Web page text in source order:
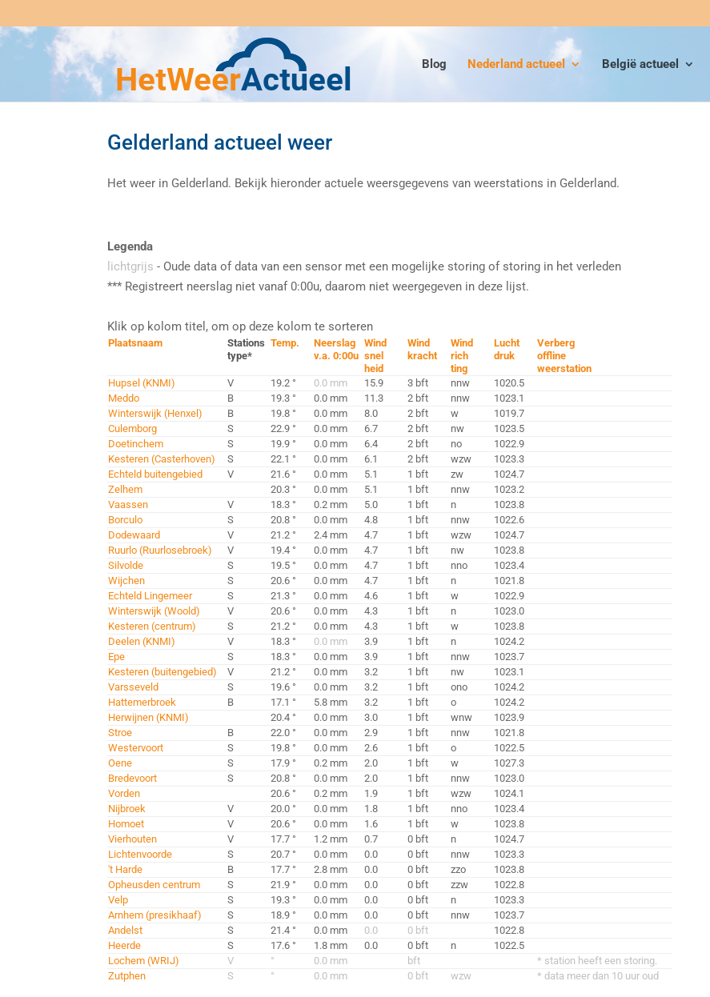
Blog Nederland actueel België actueel
Gelderland actueel weer
Het weer in Gelderland. Bekijk hieronder actuele weersgegevens van weerstations in Gelderland.
Legenda
lichtgrijs - Oude data of data van een sensor met een mogelijke storing of storing in het verleden
*** Registreert neerslag niet vanaf 0:00u, daarom niet weergegeven in deze lijst.
Klik op kolom titel, om op deze kolom te sorteren
Plaatsnaam
Stations
type*
Temp.
Neerslag
v.a. 0:00u
Wind
snel
heid
Wind
kracht
Wind
rich
ting
Lucht
druk
Verberg
offline
weerstation
Hupsel (KNMI)
V 19.2 ° 0.0 mm 15.9 3 bft nnw
1020.5
Meddo
B 19.3 ° 0.0 mm 11.3 2 bft nnw
1023.1
Winterswijk (Henxel)
B 19.8 ° 0.0 mm 8.0 2 bft w
1019.7
Culemborg
S 22.9 ° 0.0 mm 6.7 2 bft nw
1023.5
Doetinchem
S 19.9 ° 0.0 mm 6.4 2 bft no
1022.9
Kesteren (Casterhoven)
S 22.1 ° 0.0 mm 6.1 2 bft wzw
1023.3
Echteld buitengebied
V 21.6 ° 0.0 mm 5.1 1 bft zw
1024.7
Zelhem
20.3 ° 0.0 mm 5.1 1 bft nnw
1023.2
Vaassen
V 18.3 ° 0.2 mm 5.0 1 bft n
1023.8
Borculo
S 20.8 ° 0.0 mm 4.8 1 bft nnw
1022.6
Dodewaard
V 21.2 ° 2.4 mm 4.7 1 bft wzw
1024.7
Ruurlo (Ruurlosebroek)
V 19.4 ° 0.0 mm 4.7 1 bft nw
1023.8
Silvolde
S 19.5 ° 0.0 mm 4.7 1 bft nno
1023.4
Wijchen
S 20.6 ° 0.0 mm 4.7 1 bft n
1021.8
Echteld Lingemeer
S 21.3 ° 0.0 mm 4.6 1 bft w
1022.9
Winterswijk (Woold)
V 20.6 ° 0.0 mm 4.3 1 bft n
1023.0
Kesteren (centrum)
S 21.2 ° 0.0 mm 4.3 1 bft w
1023.8
Deelen (KNMI)
V 18.3 ° 0.0 mm 3.9 1 bft n
1024.2
Epe
S 18.3 ° 0.0 mm 3.9 1 bft nnw
1023.7
Kesteren (buitengebied)
V 21.2 ° 0.0 mm 3.2 1 bft nw
1023.1
Varsseveld
S 19.6 ° 0.0 mm 3.2 1 bft ono
1024.2
Hattemerbroek
B 17.1 ° 5.8 mm 3.2 1 bft o
1024.2
Herwijnen (KNMI)
20.4 ° 0.0 mm 3.0 1 bft wnw
1023.9
Stroe
B 22.0 ° 0.0 mm 2.9 1 bft nnw
1021.8
Westervoort
S 19.8 ° 0.0 mm 2.6 1 bft o
1022.5
Oene
S 17.9 ° 0.2 mm 2.0 1 bft w
1027.3
Bredevoort
S 20.8 ° 0.0 mm 2.0 1 bft nnw
1023.0
Vorden
20.6 ° 0.2 mm 1.9 1 bft wzw
1024.1
Nijbroek
V 20.0 ° 0.0 mm 1.8 1 bft nno
1023.4
Homoet
V 20.6 ° 0.0 mm 1.6 1 bft w
1023.8
Vierhouten
V 17.7 ° 1.2 mm 0.7 0 bft n
1024.7
Lichtenvoorde
S 20.7 ° 0.0 mm 0.0 0 bft nnw
1023.3
't Harde
B 17.7 ° 2.8 mm 0.0 0 bft zzo
1023.8
Opheusden centrum
S 21.9 ° 0.0 mm 0.0 0 bft zzw
1022.8
Velp
S 19.3 ° 0.0 mm 0.0 0 bft n
1023.3
Arnhem (presikhaaf)
S 18.9 ° 0.0 mm 0.0 0 bft nnw
1023.7
Andelst
S 21.4 ° 0.0 mm 0.0 0 bft
1022.8
Heerde
S 17.6 ° 1.8 mm 0.0 0 bft n
1022.5
Lochem (WRIJ)
V ° 0.0 mm bft
* station heeft een storing.
Zutphen
S ° 0.0 mm 0 bft wzw * data meer dan 10 uur oud